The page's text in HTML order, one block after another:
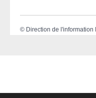
© Direction de